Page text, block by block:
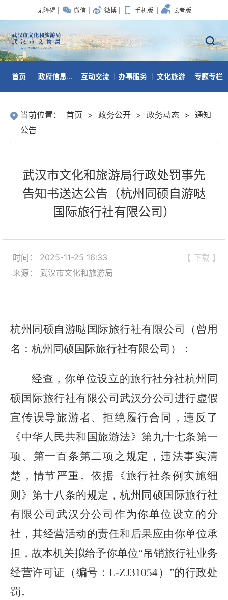
无障碍 微信 微博 手机版 长者版
首页 政府信息公开 互动交流 办事服务 文化旅游 专题专栏
当前位置： 首页 > 政务公开 > 政务动态 > 通知
公告
武汉市文化和旅游局行政处罚事先
告知书送达公告（杭州同硕自游哒
国际旅行社有限公司）
【 下载 】
时间： 2025-11-25 16:33
来源： 武汉市文化和旅游局
杭州同硕自游哒国际旅行社有限公司
（曾用
名： 杭州同硕国际旅行社有限公司 ） ：
经查， 你单位设立的旅行社分社杭州同
硕国际旅行社有限公司武汉分公司 进行虚假
宣传误导旅游者、拒绝履行合同 ，违反了
《中华人民共和国旅游法》第九十七条第一
项、第一百条第二项 之 规定 ， 违法事实清
楚，情节严重。依据 《旅行社条例实施细
则》第十八条的规定， 杭州同硕国际旅行社
有限公司武汉分公司 作为你单位设立的分
社，其经营活动的责任和后果应由你单位承
担 ，故本机关拟给予你单位“吊销旅行社业务
经营许可证（编号：L-ZJ31054） ”的行政处
罚。